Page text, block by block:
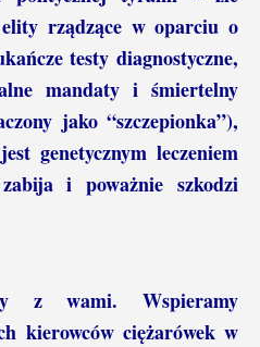
rządzące w oparciu o
testy diagnostyczne,
mandaty i śmiertelny
jako “szczepionka”),
genetycznym leczeniem
i poważnie szkodzi
z wami. Wspieramy
kierowców ciężarówek w